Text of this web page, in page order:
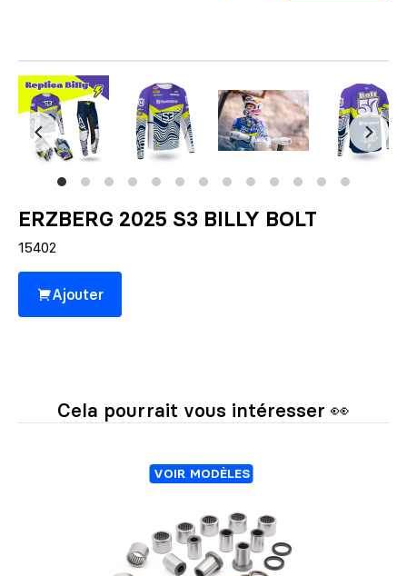
ERZBERG 2025 S3 BILLY BOLT
15402
Ajouter
Cela pourrait vous intéresser 👀
VOIR MODÈLES